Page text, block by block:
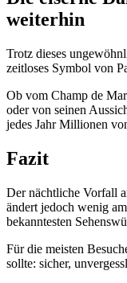
weiterhin
Trotz dieses
zeitloses Symbol von
Ob vom Champ de
oder von seinen
jedes Jahr Millionen
Fazit
Der nächtliche Vorfall
ändert jedoch wenig
bekanntesten
Für die meisten
sollte: sicher,